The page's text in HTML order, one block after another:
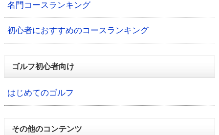
名門コースランキング
初心者におすすめのコースランキング
ゴルフ初心者向け
はじめてのゴルフ
その他のコンテンツ